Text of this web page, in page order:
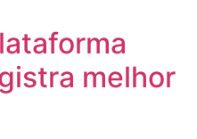
melhor